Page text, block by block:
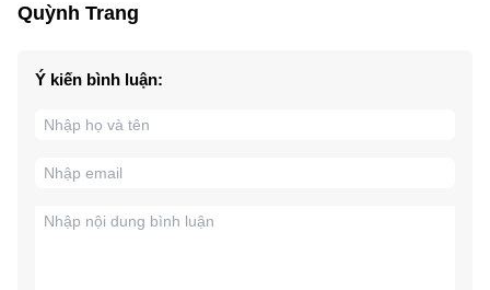
Quỳnh Trang
Ý kiến bình luận: